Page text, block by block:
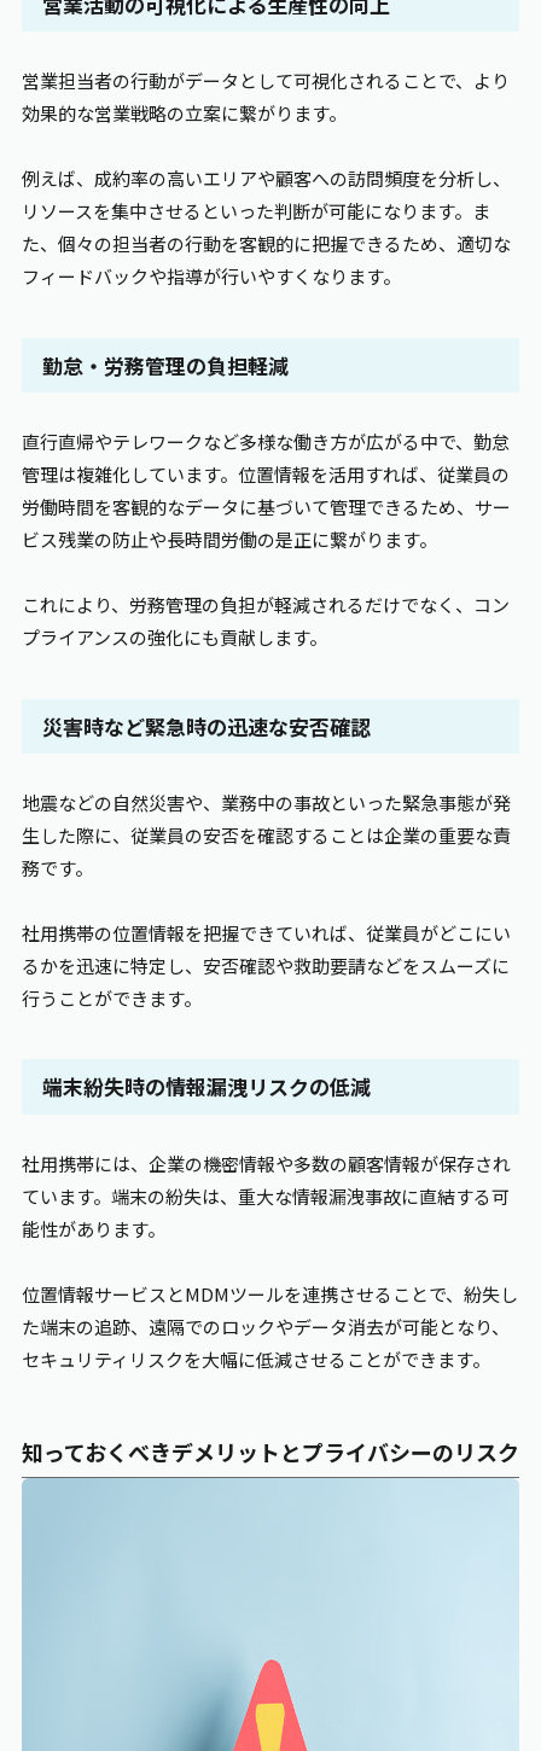
営業担当者の行動がデータとして可視化されることで、より
効果的な営業戦略の立案に繋がります。
例えば、成約率の高いエリアや顧客への訪問頻度を分析し、
リソースを集中させるといった判断が可能になります。ま
た、個々の担当者の行動を客観的に把握できるため、適切な
フィードバックや指導が行いやすくなります。
勤怠・労務管理の負担軽減
直行直帰やテレワークなど多様な働き方が広がる中で、勤怠
管理は複雑化しています。位置情報を活用すれば、従業員の
労働時間を客観的なデータに基づいて管理できるため、サー
ビス残業の防止や長時間労働の是正に繋がります。
これにより、労務管理の負担が軽減されるだけでなく、コン
プライアンスの強化にも貢献します。
災害時など緊急時の迅速な安否確認
地震などの自然災害や、業務中の事故といった緊急事態が発
生した際に、従業員の安否を確認することは企業の重要な責
務です。
社用携帯の位置情報を把握できていれば、従業員がどこにい
るかを迅速に特定し、安否確認や救助要請などをスムーズに
行うことができます。
端末紛失時の情報漏洩リスクの低減
社用携帯には、企業の機密情報や多数の顧客情報が保存され
ています。端末の紛失は、重大な情報漏洩事故に直結する可
能性があります。
位置情報サービスとMDMツールを連携させることで、紛失し
た端末の追跡、遠隔でのロックやデータ消去が可能となり、
セキュリティリスクを大幅に低減させることができます。
知っておくべきデメリットとプライバシーのリスク